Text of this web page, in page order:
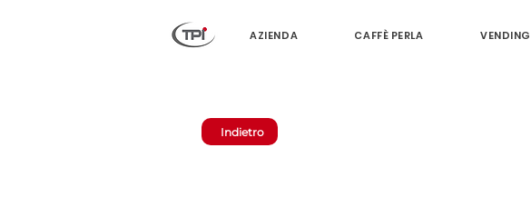
AZIENDA CAFFÈ PERLA VENDING
Indietro